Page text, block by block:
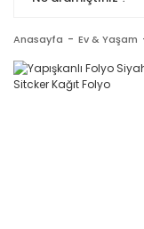
Anasayfa Ev & Yaşam